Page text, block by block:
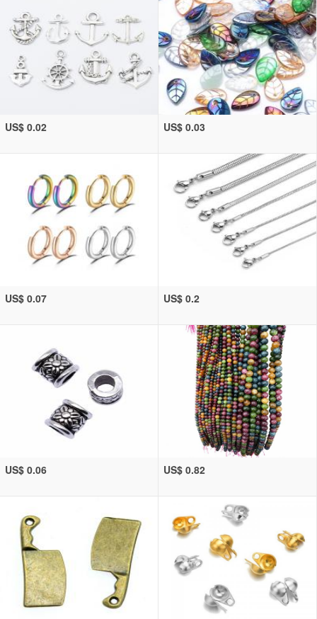
US$ 0.02 US$ 0.03
US$ 0.07 US$ 0.2
US$ 0.06 US$ 0.82